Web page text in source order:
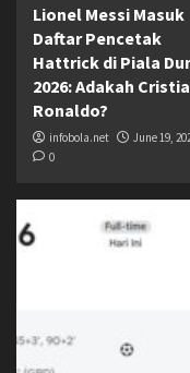
Lionel Messi Masuk
Daftar Pencetak
Hattrick di Piala
2026: Adakah
Ronaldo?
infobola.net
June 19,
0